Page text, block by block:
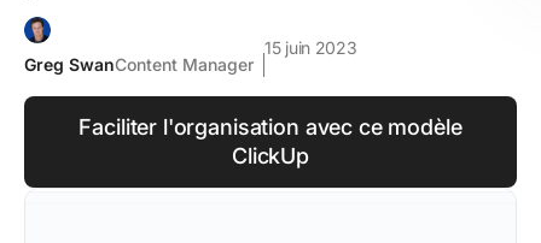
Greg SwanContent Manager
15 juin 2023
Faciliter l'organisation avec ce modèle
ClickUp